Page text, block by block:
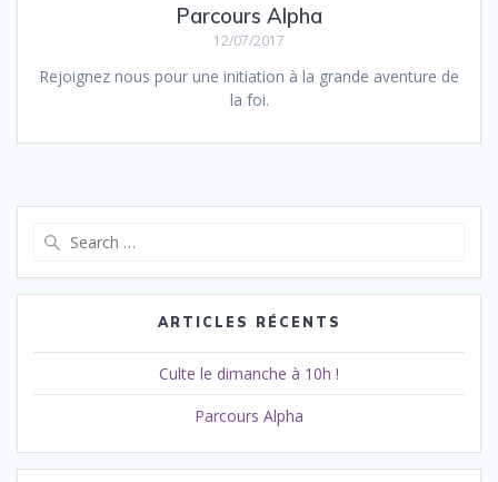
Parcours Alpha
12/07/2017
Rejoignez nous pour une initiation à la grande aventure de
la foi.
ARTICLES RÉCENTS
Culte le dimanche à 10h !
Parcours Alpha